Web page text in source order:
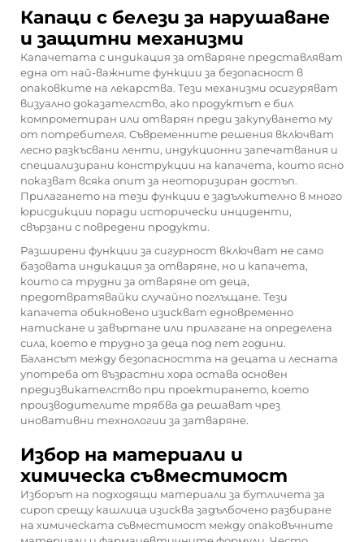
Капаци с белези за нарушаване
и защитни механизми
Капачетата с индикация за отваряне представляват
една от най-важните функции за безопасност в
опаковките на лекарства. Тези механизми осигуряват
визуално доказателство, ако продуктът е бил
компрометиран или отварян преди закупуването му
от потребителя. Съвременните решения включват
лесно разкъсвани ленти, индукционни запечатвания и
специализирани конструкции на капачета, които ясно
показват всяка опит за неоторизиран достъп.
Прилагането на тези функции е задължително в много
юрисдикции поради исторически инциденти,
свързани с повредени продукти.
Разширени функции за сигурност включват не само
базовата индикация за отваряне, но и капачета,
които са трудни за отваряне от деца,
предотвратявайки случайно поглъщане. Тези
капачета обикновено изискват едновременно
натискане и завъртане или прилагане на определена
сила, което е трудно за деца под пет години.
Балансът между безопасността на децата и лесната
употреба от възрастни хора остава основен
предизвикателство при проектирането, което
производителите трябва да решават чрез
иновативни технологии за затваряне.
Избор на материали и
химическа съвместимост
Изборът на подходящи материали за бутличета за
сироп срещу кашлица изисква задълбочено разбиране
на химическата съвместимост между опаковъчните